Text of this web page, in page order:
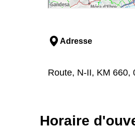
Adresse
Route, N-II, KM 660,
Horaire